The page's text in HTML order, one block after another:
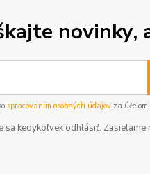
novinky,
spracovaním osobných údajovza účelom
sa kedykoľvek odhlásiť. Zasielame